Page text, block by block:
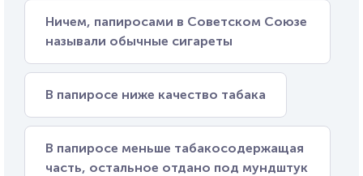
Ничем, папиросами в Советском Союзе
называли обычные сигареты
В папиросе ниже качество табака
В папиросе меньше табакосодержащая
часть, остальное отдано под мундштук